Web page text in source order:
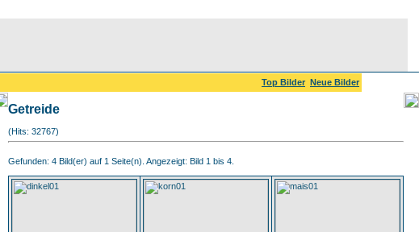
Top Bilder Neue Bilder
Getreide
(Hits: 32767)
Gefunden: 4 Bild(er) auf 1 Seite(n). Angezeigt: Bild 1 bis 4.